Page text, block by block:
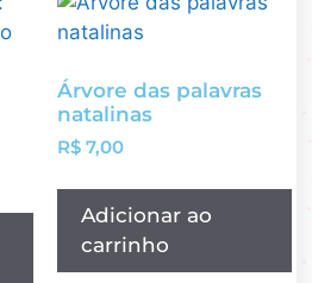
Árvore das palavras
natalinas
R$ 7,00
Adicionar ao
carrinho